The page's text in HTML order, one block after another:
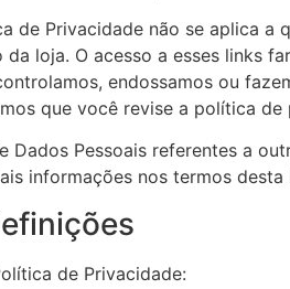
de Privacidade não se aplica
da loja. O acesso a esses links
endossamos ou
que você revise a política
Dados Pessoais referentes a
informações nos termos desta
de Privacidade: